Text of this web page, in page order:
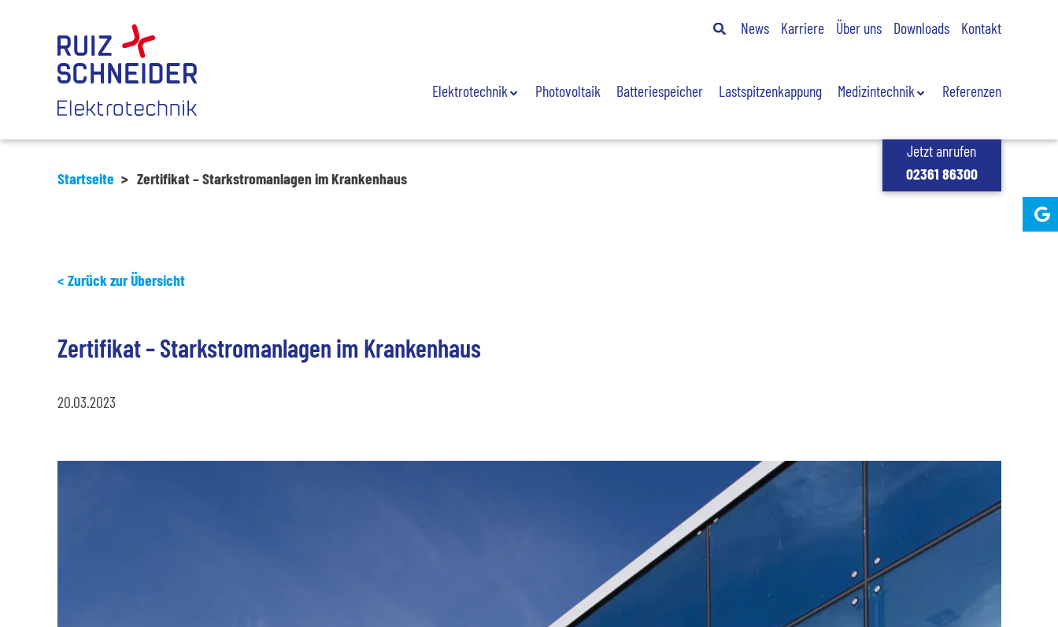
Jetzt anrufen
02361 86300
News Karriere Über uns Downloads Kontakt
Elektrotechnik Photovoltaik Batteriespeicher Lastspitzenkappung Medizintechnik Referenzen
Startseite > Zertifikat – Starkstromanlagen im Krankenhaus
Zurück zur Übersicht
Zertifikat – Starkstromanlagen im Krankenhaus
20.03.2023